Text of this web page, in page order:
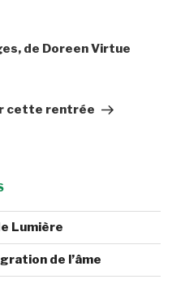
de Doreen Virtue
cette rentrée
Lumière
de l’âme